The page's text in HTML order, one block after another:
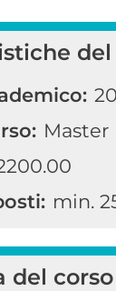
del
Master
min.
del corso